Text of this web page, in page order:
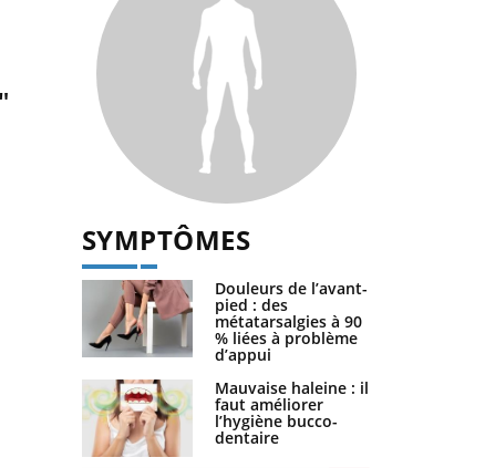
SYMPTÔMES
Douleurs de l’avant-
pied : des
métatarsalgies à 90
% liées à problème
d’appui
Mauvaise haleine : il
faut améliorer
l’hygiène bucco-
dentaire